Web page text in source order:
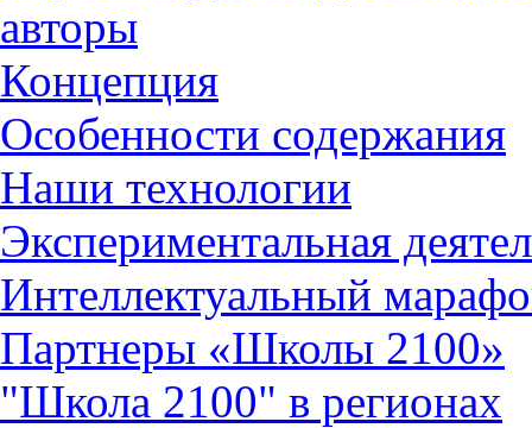
авторы
Концепция
Особенности содержания
Наши технологии
Экспериментальная
Интеллектуальный
Партнеры «Школы 2100»
"Школа 2100" в регионах